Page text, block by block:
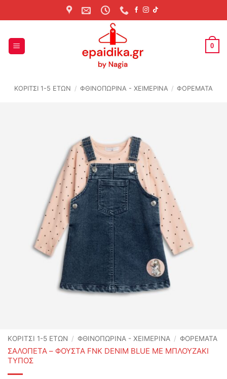
to
0
ΚΟΡΙΤΣΙ 1-5 ΕΤΩΝ / ΦΘΙΝΟΠΩΡΙΝΆ - ΧΕΙΜΕΡΙΝΆ / ΦΟΡΕΜΑΤΑ
ΚΟΡΙΤΣΙ 1-5 ΕΤΩΝ / ΦΘΙΝΟΠΩΡΙΝΆ - ΧΕΙΜΕΡΙΝΆ / ΦΟΡΕΜΑΤΑ
ΣΑΛΟΠΕΤΑ – ΦΟΥΣΤΑ FNK DENIM BLUE ΜΕ ΜΠΛΟΥΖΑΚΙ
ΤΥΠΟΣ